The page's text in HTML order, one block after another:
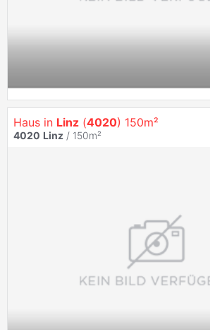
Haus in Linz (4020) 150m²
4020 Linz / 150m²